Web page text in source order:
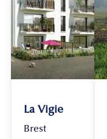
La Vigie
Brest